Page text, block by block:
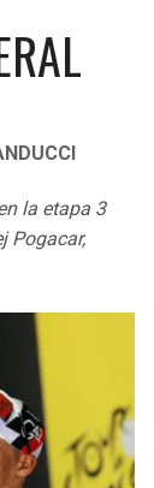
la etapa 3
Pogacar,